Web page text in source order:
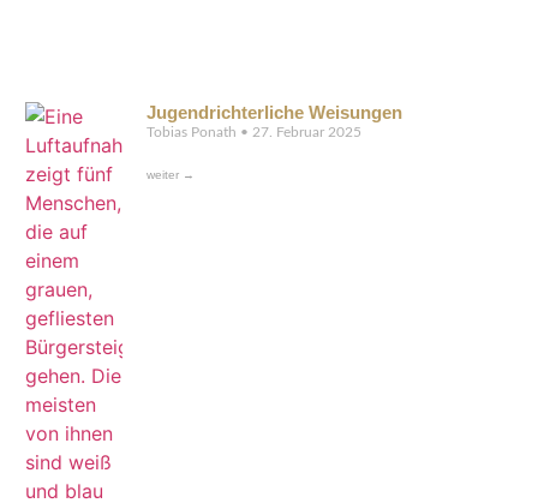
Jugendrichterliche Weisungen
Tobias Ponath 27. Februar 2025
weiter →